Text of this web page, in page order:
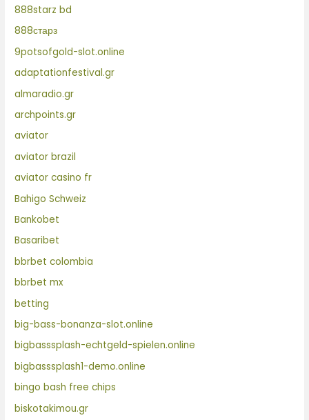
888starz bd
888старз
9potsofgold-slot.online
adaptationfestival.gr
almaradio.gr
archpoints.gr
aviator
aviator brazil
aviator casino fr
Bahigo Schweiz
Bankobet
Basaribet
bbrbet colombia
bbrbet mx
betting
big-bass-bonanza-slot.online
bigbasssplash-echtgeld-spielen.online
bigbasssplash1-demo.online
bingo bash free chips
biskotakimou.gr